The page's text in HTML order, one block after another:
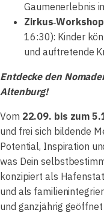
Gaumenerlebnis
16:30): Kinder
und auftretende
Entdecke den
Altenburg!
Vom 22.09. bis zum
und frei sich bildende
Potential, Inspiration
was Dein
konzipiert als
und als
und ganzjährig